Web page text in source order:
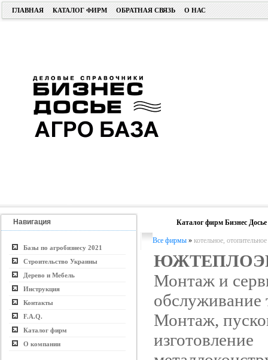
ГЛАВНАЯ КАТАЛОГ ФИРМ ОБРАТНАЯ СВЯЗЬ О НАС
Навигация
Базы по агробизнесу 2021
Строительство Украины
Дерево и Мебель
Инструкция
Контакты
F.A.Q.
Каталог фирм
О компании
Каталог фирм Бизнес Досье
Все фирмы » котельное,
Монтаж и
обслуживание
Монтаж,
изготовление